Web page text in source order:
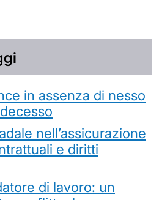
in assenza di nesso
nell’assicurazione
e diritti
di lavoro: un